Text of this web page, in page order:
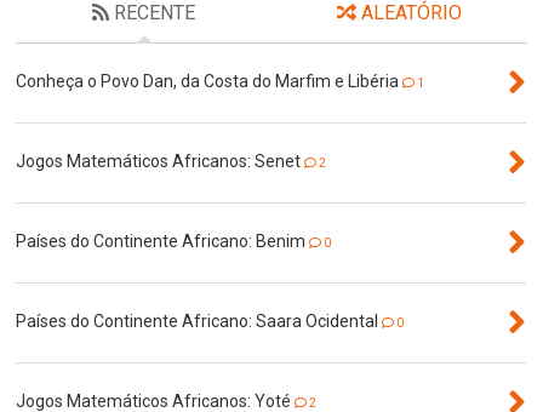
RECENTE ALEATÓRIO
Conheça o Povo Dan, da Costa do Marfim e Libéria 1
Jogos Matemáticos Africanos: Senet 2
Países do Continente Africano: Benim 0
Países do Continente Africano: Saara Ocidental 0
Jogos Matemáticos Africanos: Yoté 2